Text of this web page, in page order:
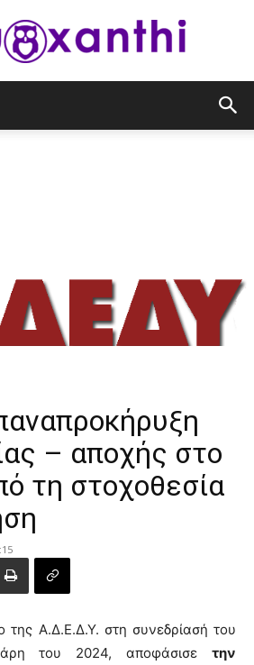
– αποχής στο
τη στοχοθεσία
της Α.Δ.Ε.Δ.Υ. στη συνεδρίασή του
του 2024, αποφάσισε την